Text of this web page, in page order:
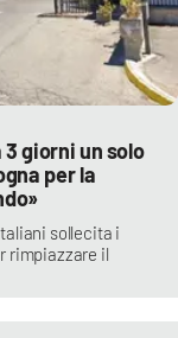
giorni un solo
per la
sollecita i
rimpiazzare il